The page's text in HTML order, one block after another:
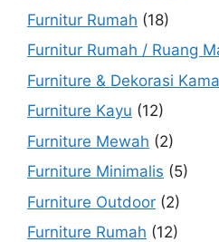
Furnitur Rumah (18)
Furnitur Rumah / Ruang
Furniture & Dekorasi
Furniture Kayu (12)
Furniture Mewah (2)
Furniture Minimalis (5)
Furniture Outdoor (2)
Furniture Rumah (12)